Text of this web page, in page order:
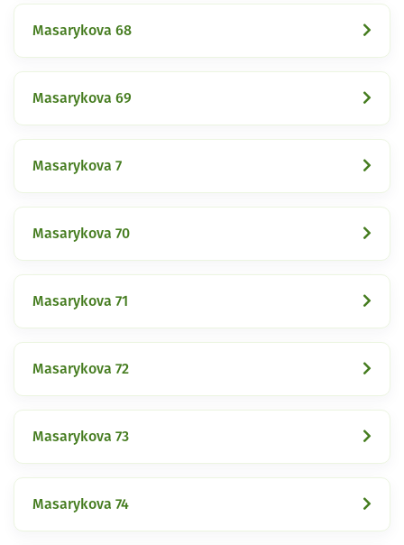
Masarykova 68
Masarykova 69
Masarykova 7
Masarykova 70
Masarykova 71
Masarykova 72
Masarykova 73
Masarykova 74